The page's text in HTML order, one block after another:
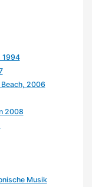
1994
Beach, 2006
2008
Musik